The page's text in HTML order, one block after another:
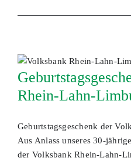
Rhein-Lahn-
Geburtstagsgeschenk der
Aus Anlass unseres 30-
der Volksbank Rhein-Lahn-